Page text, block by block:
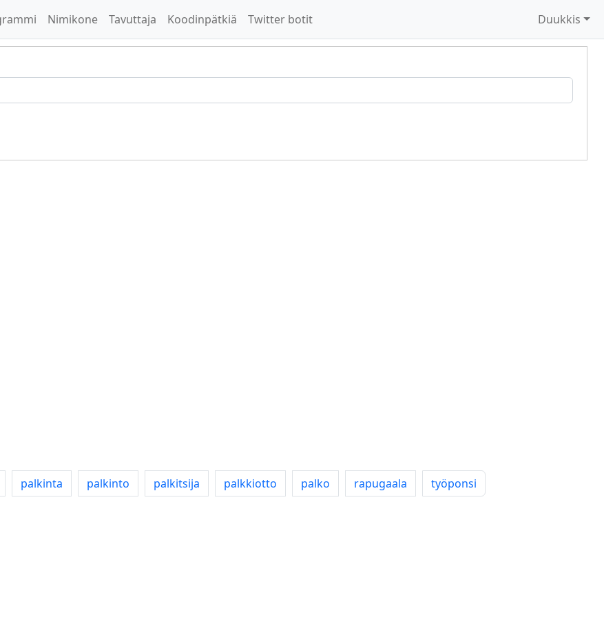
Nimikone Tavuttaja Koodinpätkiä Twitter botit Duukkis
palkinta palkinto palkitsija palkkiotto palko rapugaala työponsi